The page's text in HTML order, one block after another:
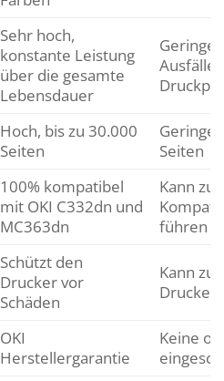
Sehr hoch,
konstante Leistung
über die gesamte
Lebensdauer
Ausfälle
Hoch, bis zu 30.000
Seiten
Seiten
100% kompatibel
mit OKI C332dn und
MC363dn
Kann zu
führen
Schützt den
Drucker vor
Schäden
Kann zu
Drucker
OKI
Herstellergarantie
Keine